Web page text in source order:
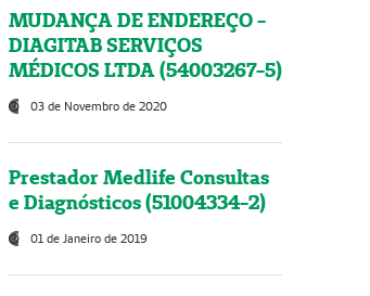
MUDANÇA DE ENDEREÇO -
DIAGITAB SERVIÇOS
MÉDICOS LTDA (54003267-5)
03 de Novembro de 2020
Prestador Medlife Consultas
e Diagnósticos (51004334-2)
01 de Janeiro de 2019